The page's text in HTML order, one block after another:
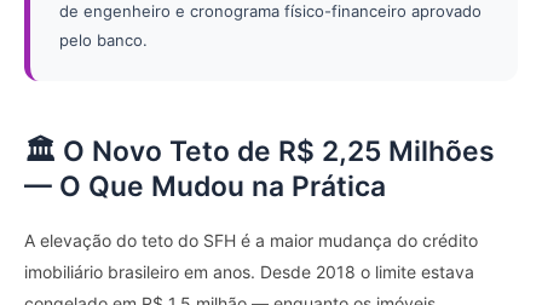
de engenheiro e cronograma físico-financeiro aprovado
pelo banco.
🏛️ O Novo Teto de R$ 2,25 Milhões
— O Que Mudou na Prática
A elevação do teto do SFH é a maior mudança do crédito
imobiliário brasileiro em anos. Desde 2018 o limite estava